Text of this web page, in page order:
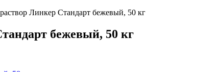
Линкер Стандарт бежевый, 50 кг
бежевый, 50 кг